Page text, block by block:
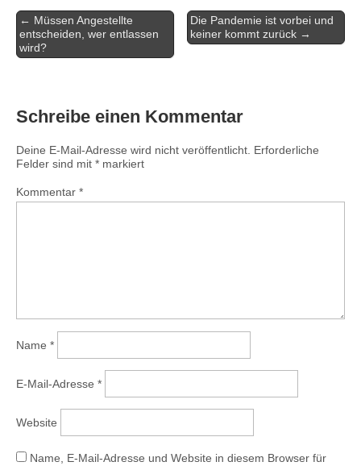
Artikel-
Navigation
← Müssen Angestellte
entscheiden, wer entlassen
wird?
Die Pandemie ist vorbei und
keiner kommt zurück →
Schreibe einen Kommentar
Deine E-Mail-Adresse wird nicht veröffentlicht. Erforderliche
Felder sind mit * markiert
Kommentar *
Name *
E-Mail-Adresse *
Website
Name, E-Mail-Adresse und Website in diesem Browser für